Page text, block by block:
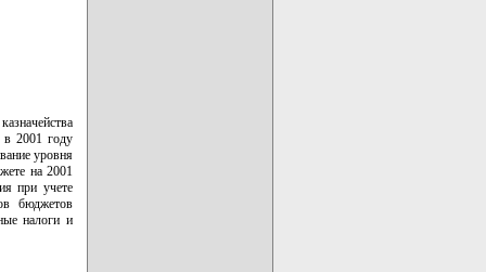
в 2001 году
уровня
на 2001
при учете
бюджетов
налоги и